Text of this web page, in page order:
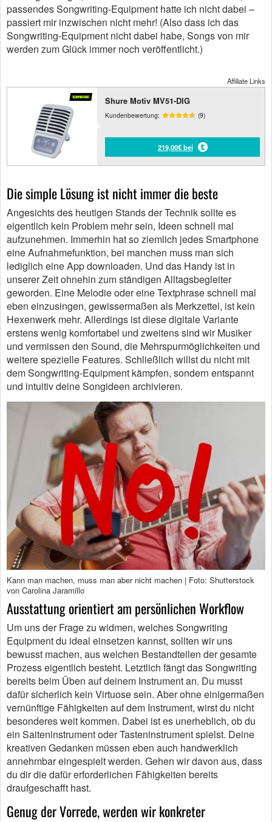
passendes Songwriting-Equipment hatte ich nicht dabei –
passiert mir inzwischen nicht mehr! (Also dass ich das
Songwriting-Equipment nicht dabei habe, Songs von mir
werden zum Glück immer noch veröffentlicht.)
Affiliate Links
Shure Motiv MV51-DIG
Kundenbewertung: (9)
219,00€ bei
Die simple Lösung ist nicht immer die beste
Angesichts des heutigen Stands der Technik sollte es
eigentlich kein Problem mehr sein, Ideen schnell mal
aufzunehmen. Immerhin hat so ziemlich jedes Smartphone
eine Aufnahmefunktion, bei manchen muss man sich
lediglich eine App downloaden. Und das Handy ist in
unserer Zeit ohnehin zum ständigen Alltagsbegleiter
geworden. Eine Melodie oder eine Textphrase schnell mal
eben einzusingen, gewissermaßen als Merkzettel, ist kein
Hexenwerk mehr. Allerdings ist diese digitale Variante
erstens wenig komfortabel und zweitens sind wir Musiker
und vermissen den Sound, die Mehrspurmöglichkeiten und
weitere spezielle Features. Schließlich willst du nicht mit
dem Songwriting-Equipment kämpfen, sondern entspannt
und intuitiv deine Songideen archivieren.
Kann man machen, muss man aber nicht machen | Foto: Shutterstock
von Carolina Jaramillo
Ausstattung orientiert am persönlichen Workflow
Um uns der Frage zu widmen, welches Songwriting
Equipment du ideal einsetzen kannst, sollten wir uns
bewusst machen, aus welchen Bestandteilen der gesamte
Prozess eigentlich besteht. Letztlich fängt das Songwriting
bereits beim Üben auf deinem Instrument an. Du musst
dafür sicherlich kein Virtuose sein. Aber ohne einigermaßen
vernünftige Fähigkeiten auf dem Instrument, wirst du nicht
besonderes weit kommen. Dabei ist es unerheblich, ob du
ein Saiteninstrument oder Tasteninstrument spielst. Deine
kreativen Gedanken müssen eben auch handwerklich
annehmbar eingespielt werden. Gehen wir davon aus, dass
du dir die dafür erforderlichen Fähigkeiten bereits
draufgeschafft hast.
Genug der Vorrede, werden wir konkreter